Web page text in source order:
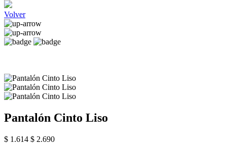
Volver
Pantalón Cinto Liso
$ 1.614 $ 2.690